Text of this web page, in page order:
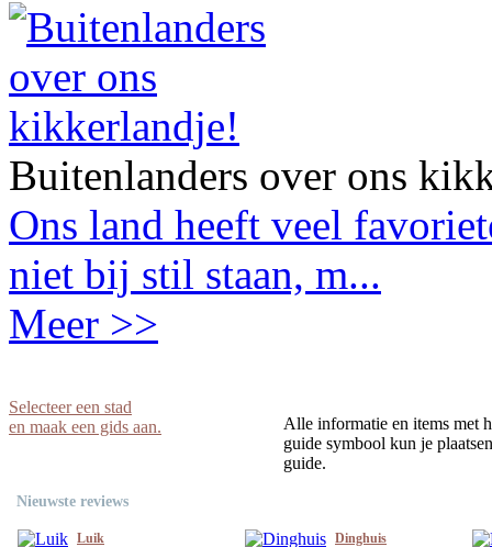
Buitenlanders over ons
Ons land heeft veel
niet bij stil staan, m...
Meer >>
Selecteer een stad
en maak een gids aan.
Alle informatie en items met
guide symbool kun je
guide.
Nieuwste reviews
Luik Dinghuis